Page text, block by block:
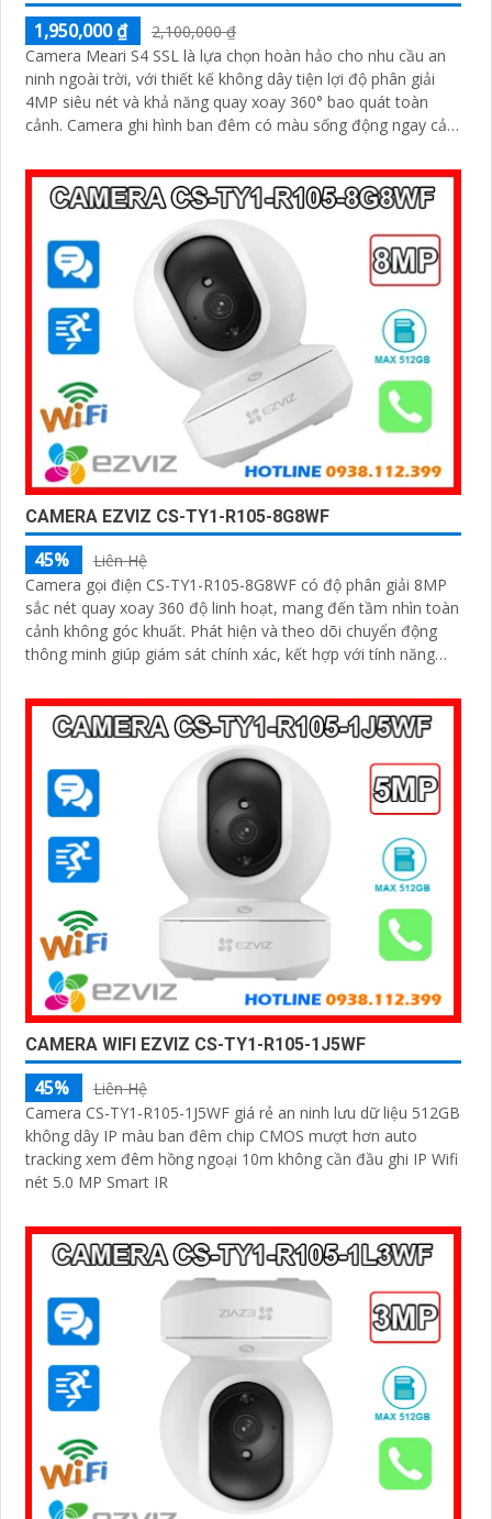
1,950,000 ₫
2,100,000 ₫
Camera Meari S4 SSL là lựa chọn hoàn hảo cho nhu cầu an
ninh ngoài trời, với thiết kế không dây tiện lợi độ phân giải
4MP siêu nét và khả năng quay xoay 360° bao quát toàn
cảnh. Camera ghi hình ban đêm có màu sống động ngay cả
đàm thoại 2 chiều giúp bạn chủ động phát hiện và xử lý mọi
tình huống
CAMERA EZVIZ CS-TY1-R105-8G8WF
45%
Liên Hệ
Camera gọi điện CS-TY1-R105-8G8WF có độ phân giải 8MP
sắc nét quay xoay 360 độ linh hoạt, mang đến tầm nhìn toàn
cảnh không góc khuất. Phát hiện và theo dõi chuyển động
thông minh giúp giám sát chính xác, kết hợp với tính năng
CAMERA WIFI EZVIZ CS-TY1-R105-1J5WF
45%
Liên Hệ
Camera CS-TY1-R105-1J5WF giá rẻ an ninh lưu dữ liệu 512GB
không dây IP màu ban đêm chip CMOS mượt hơn auto
tracking xem đêm hồng ngoại 10m không cần đầu ghi IP Wifi
nét 5.0 MP Smart IR